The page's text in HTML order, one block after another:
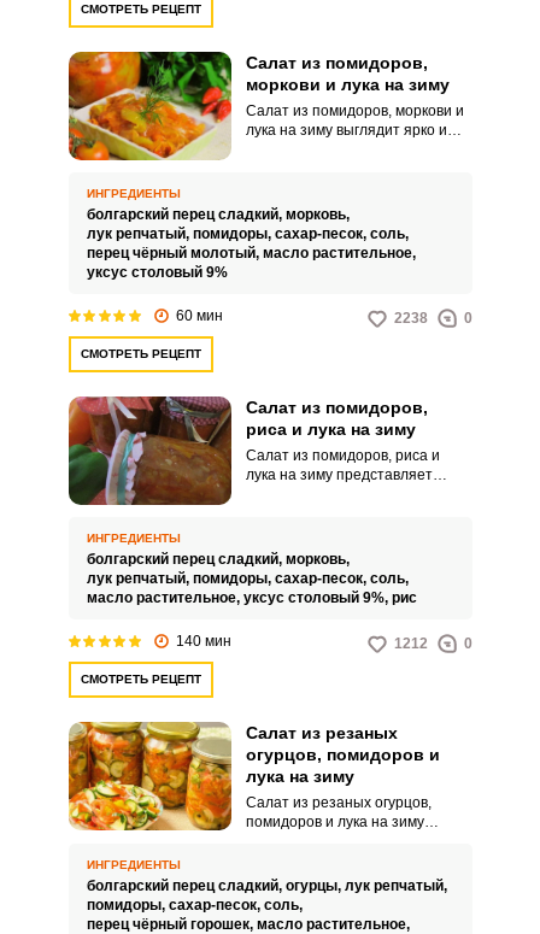
СМОТРЕТЬ РЕЦЕПТ
Салат из помидоров,
моркови и лука на зиму
Салат из помидоров, моркови и
лука на зиму выглядит ярко и
ИНГРЕДИЕНТЫ
болгарский перец сладкий, морковь,
лук репчатый, помидоры, сахар-песок, соль,
перец чёрный молотый, масло растительное,
уксус столовый 9%
60 мин 2238 0
СМОТРЕТЬ РЕЦЕПТ
Салат из помидоров,
риса и лука на зиму
Салат из помидоров, риса и
лука на зиму представляет
идеален для тех, кто соблюдает
пост.
ИНГРЕДИЕНТЫ
болгарский перец сладкий, морковь,
лук репчатый, помидоры, сахар-песок, соль,
масло растительное, уксус столовый 9%, рис
140 мин 1212 0
СМОТРЕТЬ РЕЦЕПТ
Салат из резаных
огурцов, помидоров и
лука на зиму
Салат из резаных огурцов,
помидоров и лука на зиму
вкусной и ароматной.
ИНГРЕДИЕНТЫ
болгарский перец сладкий, огурцы, лук репчатый,
помидоры, сахар-песок, соль,
перец чёрный горошек, масло растительное,
Запомнить меня
ЕЩЕ НЕ ЗАРЕГИСТРИРОВАННЫ?
Забыли пароль?